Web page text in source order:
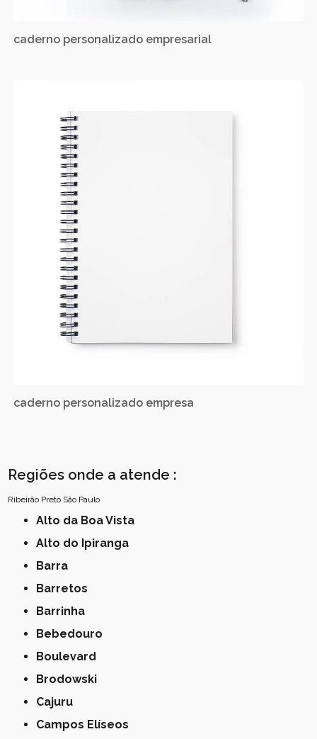
caderno personalizado empresarial
caderno personalizado empresa
Regiões onde a atende :
Ribeirão Preto São Paulo
Alto da Boa Vista
Alto do Ipiranga
Barra
Barretos
Barrinha
Bebedouro
Boulevard
Brodowski
Cajuru
Campos Elíseos